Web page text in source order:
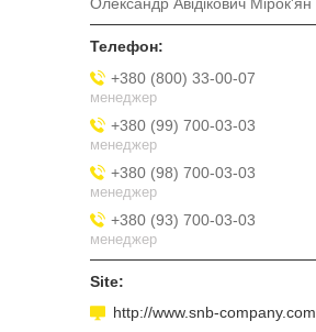
+380 (800) 33-00-07
менеджер
+380 (99) 700-03-03
менеджер
+380 (98) 700-03-03
менеджер
+380 (93) 700-03-03
менеджер
http://www.snb-company.com